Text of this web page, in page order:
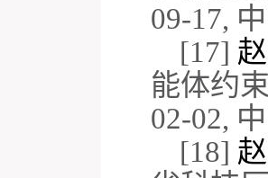
09-17,
[17]
能体约
02-02,
[18]